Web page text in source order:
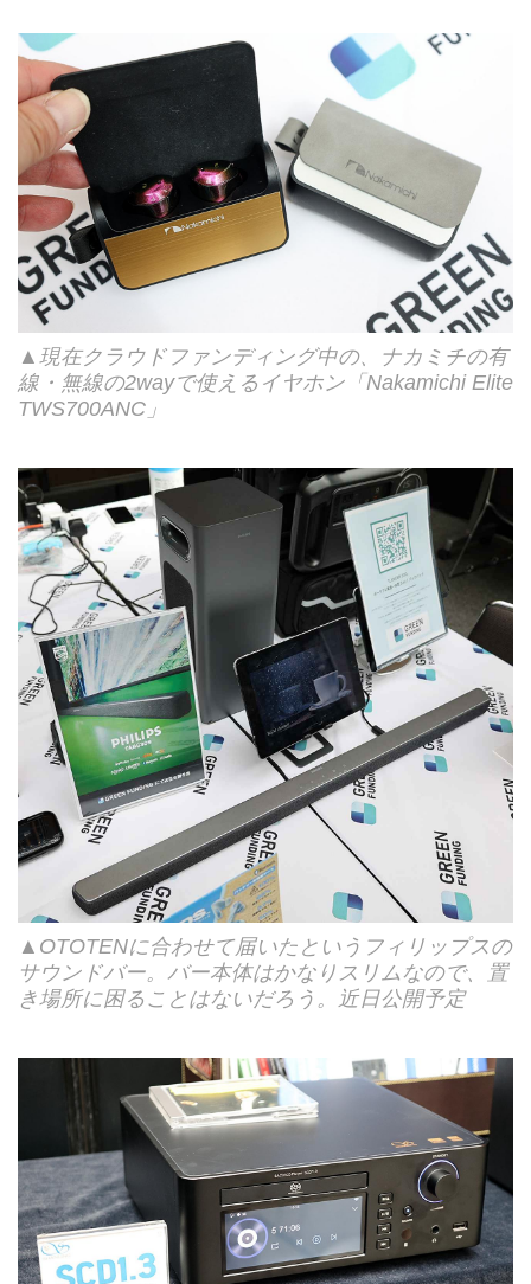
▲現在クラウドファンディング中の、ナカミチの有
線・無線の2wayで使えるイヤホン「Nakamichi Elite
TWS700ANC」
▲OTOTENに合わせて届いたというフィリップスの
サウンドバー。バー本体はかなりスリムなので、置
き場所に困ることはないだろう。近日公開予定